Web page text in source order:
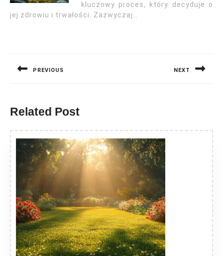
kluczowy proces, który decyduje o
jej zdrowiu i trwałości. Zazwyczaj…
PREVIOUS NEXT
Related Post